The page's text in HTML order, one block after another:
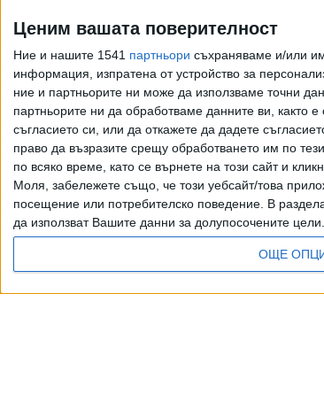
Ценим вашата поверителност
Ние и нашите 1541 партньори съхраняваме и/или
информация, изпратена от устройство за
ние и партньорите ни може да използваме точни
партньорите ни да обработваме данните ви, както
съгласието си, или да откажете да дадете
право да възразите срещу обработването им по
по всяко време, като се върнете на този сайт и
Моля, забележете също, че този уебсайт/това
посещение или потребителско поведение. В
да използват Вашите данни за долупосочените цели.
ОЩЕ
българската
"Евровизия"
15 Юли 2026
ВМС на САЩ направиха
от "Бангаранга" жесток
метъл
02 Юли 2026